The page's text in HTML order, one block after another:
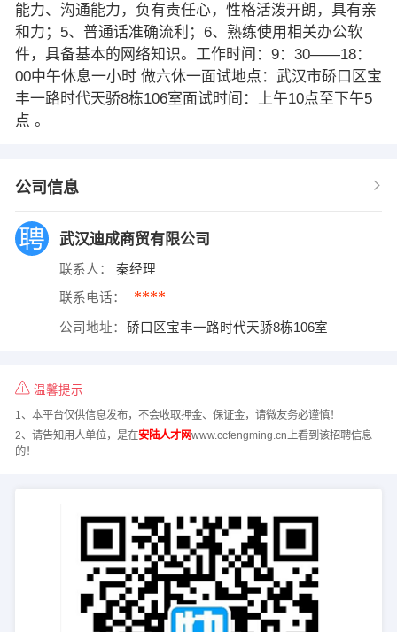
能力、沟通能力，负有责任心，性格活泼开朗，具有亲
和力；5、普通话准确流利；6、熟练使用相关办公软
件，具备基本的网络知识。工作时间：9：30——18：
00中午休息一小时 做六休一面试地点：武汉市硚口区宝
丰一路时代天骄8栋106室面试时间：上午10点至下午5
点 。
公司信息
武汉迪成商贸有限公司
联系人： 秦经理
联系电话： ****
公司地址： 硚口区宝丰一路时代天骄8栋106室
温馨提示
1、本平台仅供信息发布，不会收取押金、保证金，请微友务必谨慎！
2、请告知用人单位，是在安陆人才网www.ccfengming.cn上看到该招聘信息
的！